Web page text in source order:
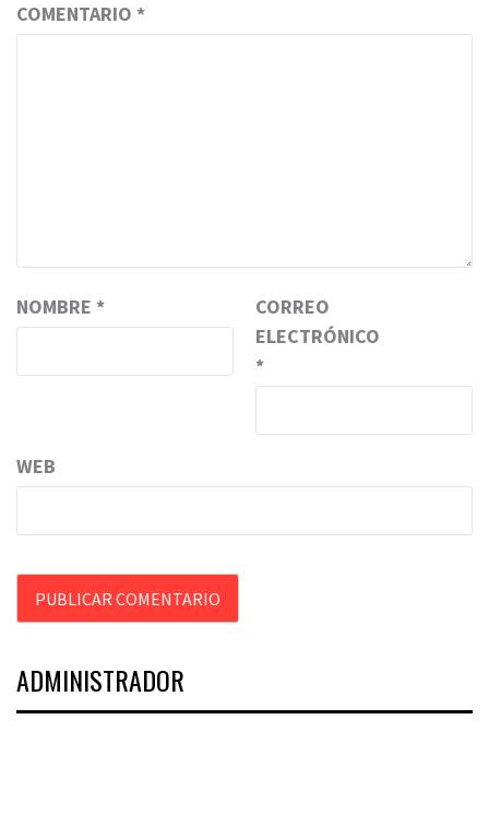
COMENTARIO *
NOMBRE *
CORREO
ELECTRÓNICO
*
WEB
ADMINISTRADOR